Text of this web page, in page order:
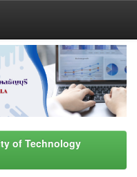
of Technology